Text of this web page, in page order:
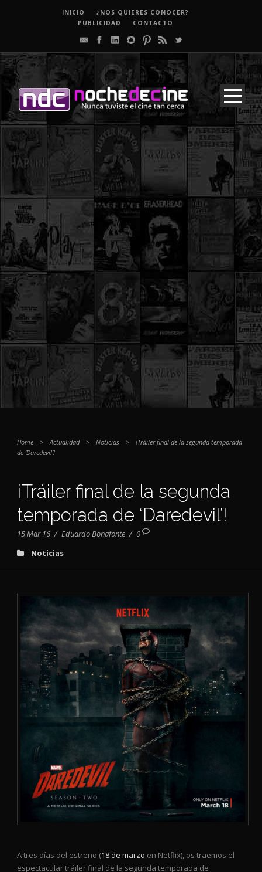
INICIO
¿NOS QUIERES CONOCER?
PUBLICIDAD
CONTACTO
Home > Actualidad > Noticias >
¡Tráiler final de la segunda temporada
de ‘Daredevil’!
¡Tráiler final de la segunda
temporada de ‘Daredevil’!
15 Mar 16 / Eduardo Bonafonte / 0
Noticias
A tres días del estreno (18 de marzo en Netflix), os traemos el
espectacular tráiler final de la segunda temporada de